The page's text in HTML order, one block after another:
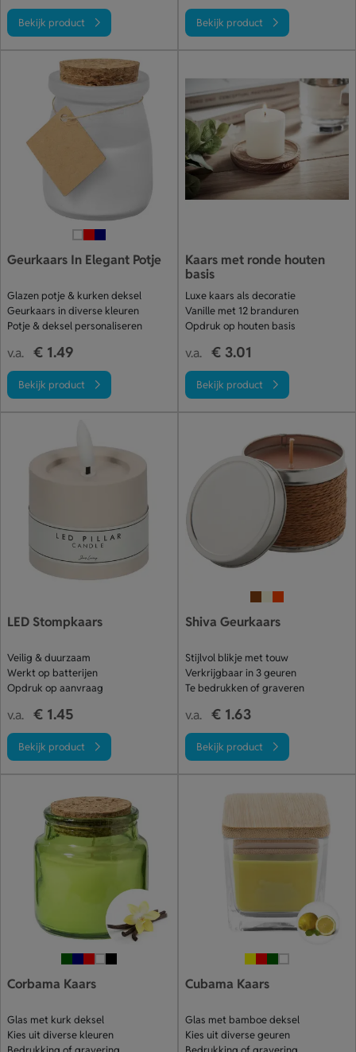
Bekijk product Bekijk product
Geurkaars In Elegant Potje
Glazen potje & kurken deksel
Geurkaars in diverse kleuren
Potje & deksel personaliseren
v.a. € 1.49
Bekijk product
Kaars met ronde houten
basis
Luxe kaars als decoratie
Vanille met 12 branduren
Opdruk op houten basis
v.a. € 3.01
Bekijk product
LED Stompkaars
Veilig & duurzaam
Werkt op batterijen
Opdruk op aanvraag
v.a. € 1.45
Bekijk product
Shiva Geurkaars
Stijlvol blikje met touw
Verkrijgbaar in 3 geuren
Te bedrukken of graveren
v.a. € 1.63
Bekijk product
Corbama Kaars
Glas met kurk deksel
Kies uit diverse kleuren
Cubama Kaars
Glas met bamboe deksel
Kies uit diverse geuren